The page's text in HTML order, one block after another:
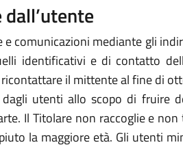
comunicazioni mediante gli
identificativi e di contatto
il mittente al fine di
utenti allo scopo di fruire
Il Titolare non raccoglie e
la maggiore età. Gli utenti